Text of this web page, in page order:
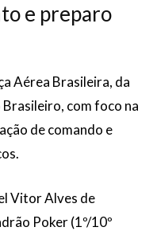
e preparo
Aérea Brasileira, da
com foco na
de comando e
Vitor Alves de
Poker (1º/10º